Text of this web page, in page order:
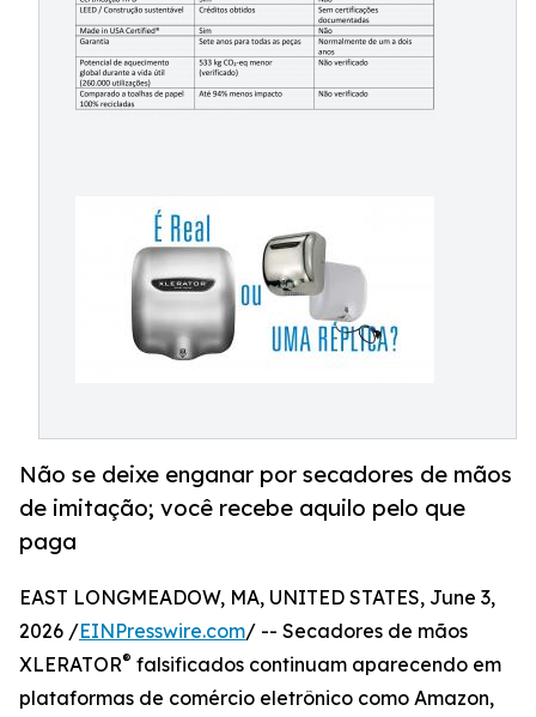
Não se deixe enganar por secadores de mãos
de imitação; você recebe aquilo pelo que
paga
EAST LONGMEADOW, MA, UNITED STATES, June 3,
2026 /EINPresswire.com/ -- Secadores de mãos
XLERATOR® falsificados continuam aparecendo em
plataformas de comércio eletrônico como Amazon,